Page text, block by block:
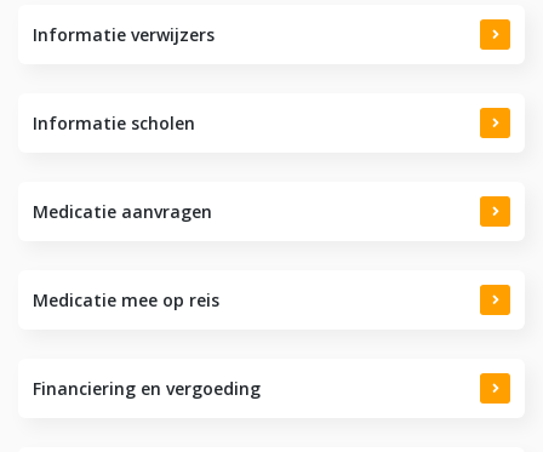
Informatie verwijzers
Informatie scholen
Medicatie aanvragen
Medicatie mee op reis
Financiering en vergoeding